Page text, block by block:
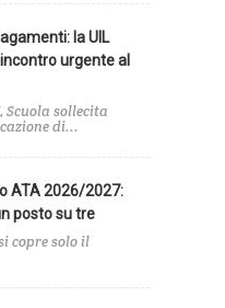
la UIL
urgente al
sollecita
di...
ATA 2026/2027:
posto su tre
copre solo il